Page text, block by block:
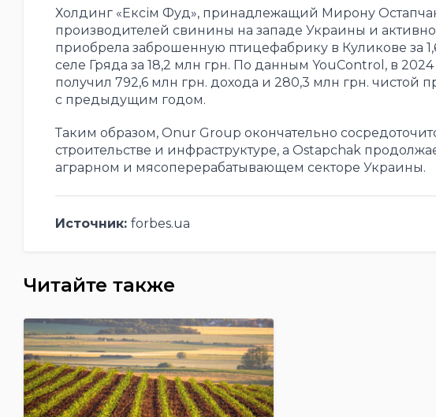
Холдинг «Ексім Фуд», принадлежащий Мирону
производителей свинины на западе Украины и
приобрела заброшенную птицефабрику в Куликове за
селе Гряда за 18,2 млн грн. По данным YouControl, в
получил 792,6 млн грн. дохода и 280,3 млн грн. чистой
с предыдущим годом.
Таким образом, Onur Group окончательно
строительстве и инфраструктуре, а Ostapchak
аграрном и мясоперерабатывающем секторе Украины.
Источник: forbes.ua
Читайте также